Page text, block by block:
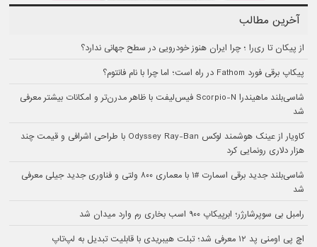
آخرین مطالب
از پیکان تا ری‌را ؛ چرا ایران هنوز خودرویی در سطح جهانی ندارد؟
پیکاپ برقی فورد Fathom در راه است؛ اما چرا با نام فانتوم؟
شاسی‌بلند ماهیندرا Scorpio-N فیس‌لیفت با ظاهر مدرن‌تر و امکانات بیشتر معرفی
شد
کاویار از عینک هوشمند لوکس Odyssey Ray-Ban با طراحی اشرافی و قیمت چند
هزار دلاری رونمایی کرد
شاسی‌بلند جدید برقی اسمارت #۱ با معماری ۸۰۰ ولتی و فناوری جدید جیلی معرفی
شد
رامبل بی سوپرشارژر؛ ابرپیکاپ ۹۰۰ اسب بخاری رم وارد میدان شد
اچ پی اومنی پد ۱۲ معرفی شد؛ تبلت هیبریدی با قابلیت تبدیل به لپ‌تاپ